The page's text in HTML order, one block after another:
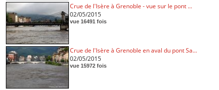
Crue de l'Isère à Grenoble - vue sur le pont ...
02/05/2015
vue 16491 fois
Crue de l'Isère à Grenoble en aval du pont Sa...
02/05/2015
vue 15972 fois